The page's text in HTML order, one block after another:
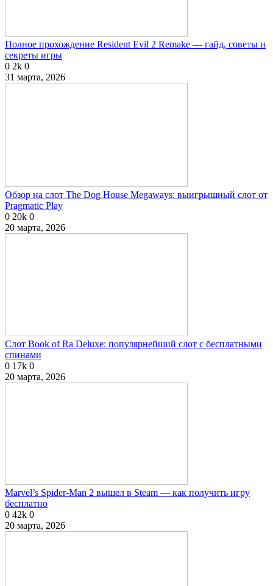
Полное прохождение Resident Evil 2 Remake — гайд, советы и
секреты игры
0 2k 0
31 марта, 2026
Обзор на слот The Dog House Megaways: выигрышный слот от
Pragmatic Play
0 20k 0
20 марта, 2026
Слот Book of Ra Deluxe: популярнейший слот с бесплатными
спинами
0 17k 0
20 марта, 2026
Marvel’s Spider-Man 2 вышел в Steam — как получить игру
бесплатно
0 42k 0
20 марта, 2026